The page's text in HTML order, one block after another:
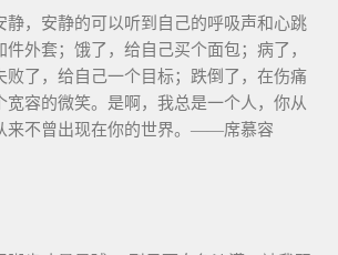
静，安静的可以听到自己的呼吸声和心跳
件外套；饿了，给自己买个面包；病了，
败了，给自己一个目标；跌倒了，在伤痛
宽容的微笑。是啊，我总是一个人，你从
来不曾出现在你的世界。——席慕容